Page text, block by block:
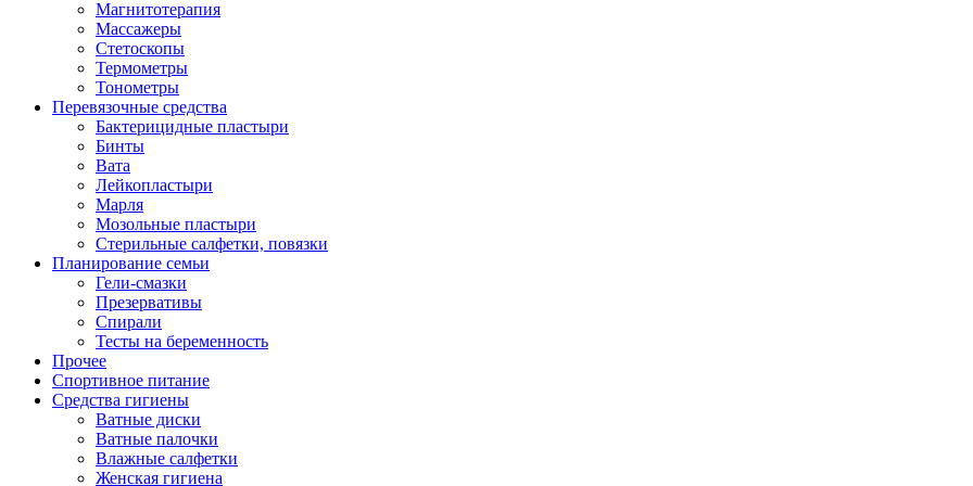
Магнитотерапия
Массажеры
Стетоскопы
Термометры
Тонометры
Перевязочные средства
Бактерицидные пластыри
Бинты
Вата
Лейкопластыри
Марля
Мозольные пластыри
Стерильные салфетки, повязки
Планирование семьи
Гели-смазки
Презервативы
Спирали
Тесты на беременность
Прочее
Спортивное питание
Средства гигиены
Ватные диски
Ватные палочки
Влажные салфетки
Женская гигиена